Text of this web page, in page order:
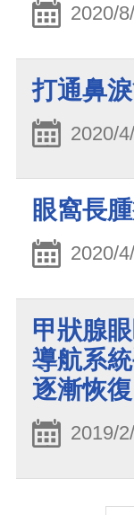
2020/
打通鼻
2020/
眼窩長
2020/
甲狀腺
導航系
逐漸恢復
2019/